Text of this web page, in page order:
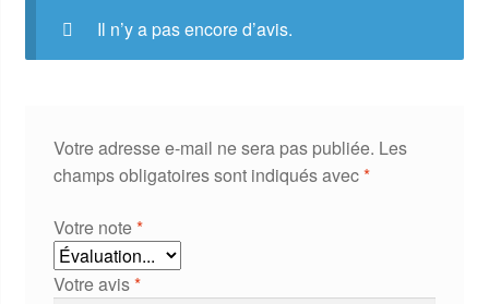
Il n’y a pas encore d’avis.
Votre adresse e-mail ne sera pas publiée. Les
champs obligatoires sont indiqués avec*
Votre note*
Votre avis*